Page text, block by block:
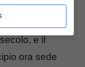
tesori
Filippo
e il
ora sede